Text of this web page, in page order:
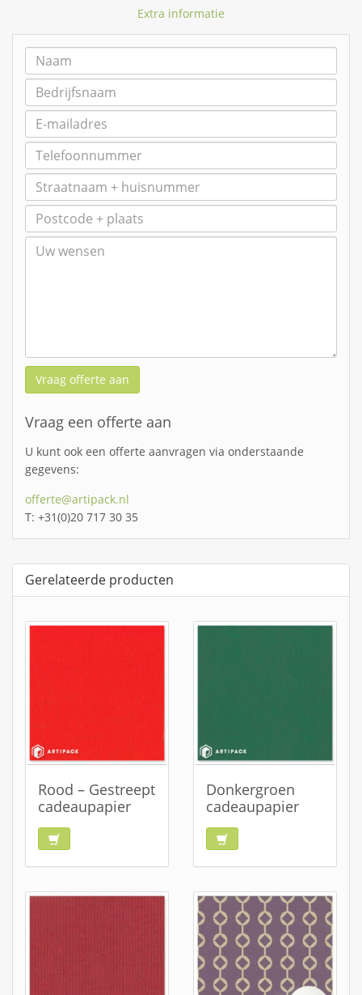
Extra informatie
Vraag offerte aan
Vraag een offerte aan
U kunt ook een offerte aanvragen via onderstaande
gegevens:
offerte@artipack.nl
T: +31(0)20 717 30 35
Gerelateerde producten
Rood – Gestreept
cadeaupapier
Donkergroen
cadeaupapier